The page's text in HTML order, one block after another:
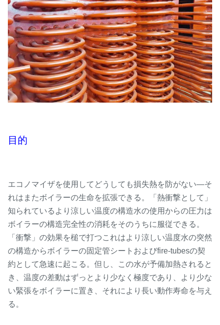
目的
エコノマイザを使用してどうしても損失熱を防がない—そ
れはまたボイラーの生命を拡張できる。「熱衝撃として」
知られているより涼しい温度の構造水の使用からの圧力は
ボイラーの構造完全性の消耗をそのうちに服従できる。
「衝撃」の効果を槌で打つこれはより涼しい温度水の突然
の構造からボイラーの固定管シートおよびfire-tubesの契
約として急速に起こる。但し、この水が予備加熱されると
き、温度の差動はずっとより少なく極度であり、より少な
い緊張をボイラーに置き、それにより長い動作寿命を与え
る。